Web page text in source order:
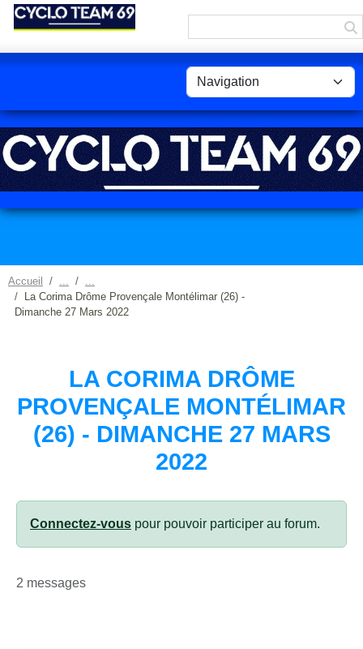
Accueil
La Corima Drôme Provençale Montélimar (26) -
Dimanche 27 Mars 2022
LA CORIMA DRÔME
PROVENÇALE MONTÉLIMAR
(26) - DIMANCHE 27 MARS
2022
Connectez-vous pour pouvoir participer au forum.
2 messages
Panneau de gestion des cookies